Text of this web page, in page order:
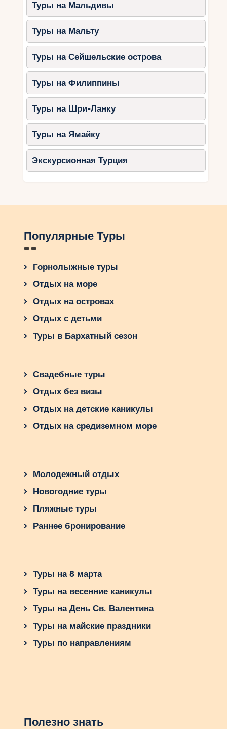
Туры на Мальдивы
Туры на Мальту
Туры на Сейшельские острова
Туры на Филиппины
Туры на Шри-Ланку
Туры на Ямайку
Экскурсионная Турция
Популярные Туры
Горнолыжные туры
Отдых на море
Отдых на островах
Отдых с детьми
Туры в Бархатный сезон
Свадебные туры
Отдых без визы
Отдых на детские каникулы
Отдых на средиземном море
Молодежный отдых
Новогодние туры
Пляжные туры
Раннее бронирование
Туры на 8 марта
Туры на весенние каникулы
Туры на День Св. Валентина
Туры на майские праздники
Туры по направлениям
Полезно знать